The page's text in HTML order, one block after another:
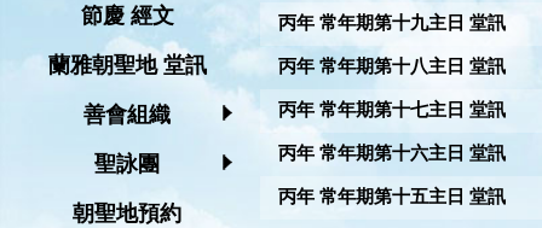
節慶 經文
蘭雅朝聖地 堂訊
善會組織
聖詠團
朝聖地預約
丙年 常年期第十九主日 堂訊
丙年 常年期第十八主日 堂訊
丙年 常年期第十七主日 堂訊
丙年 常年期第十六主日 堂訊
丙年 常年期第十五主日 堂訊